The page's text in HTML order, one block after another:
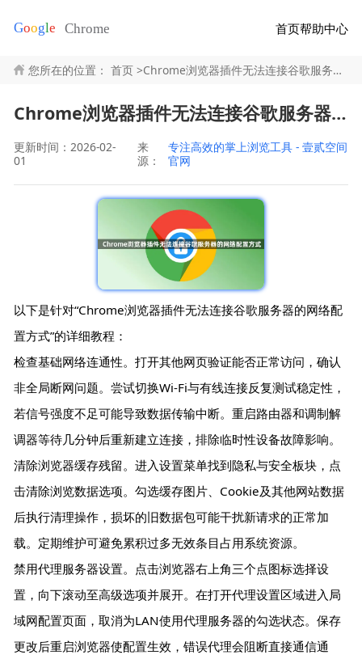
首页帮助中心
您所在的位置： 首页 >Chrome浏览器插件无法连接谷歌服务器的网络配置方式
Chrome浏览器插件无法连接谷歌服务器的网络配置方式
更新时间：2026-02-
01
来
源：
专注高效的掌上浏览工具 - 壹贰空间
官网
以下是针对“Chrome浏览器插件无法连接谷歌服务器的网络配
置方式”的详细教程：
检查基础网络连通性。打开其他网页验证能否正常访问，确认
非全局断网问题。尝试切换Wi-Fi与有线连接反复测试稳定性，
若信号强度不足可能导致数据传输中断。重启路由器和调制解
调器等待几分钟后重新建立连接，排除临时性设备故障影响。
清除浏览器缓存残留。进入设置菜单找到隐私与安全板块，点
击清除浏览数据选项。勾选缓存图片、Cookie及其他网站数据
后执行清理操作，损坏的旧数据包可能干扰新请求的正常加
载。定期维护可避免累积过多无效条目占用系统资源。
禁用代理服务器设置。点击浏览器右上角三个点图标选择设
置，向下滚动至高级选项并展开。在打开代理设置区域进入局
域网配置页面，取消为LAN使用代理服务器的勾选状态。保存
更改后重启浏览器使配置生效，错误代理会阻断直接通信通